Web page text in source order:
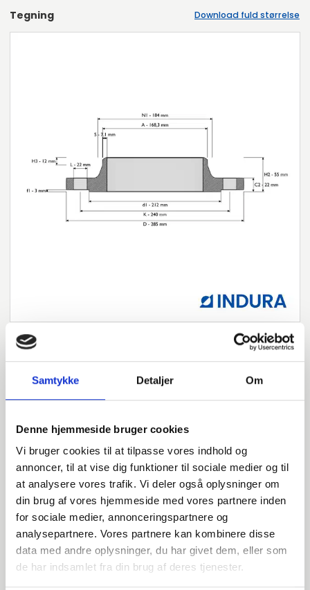
Samtykke Detaljer Om
Denne hjemmeside bruger cookies
Vi bruger cookies til at tilpasse vores indhold og
annoncer, til at vise dig funktioner til sociale medier og til
at analysere vores trafik. Vi deler også oplysninger om
din brug af vores hjemmeside med vores partnere inden
for sociale medier, annonceringspartnere og
analysepartnere. Vores partnere kan kombinere disse
data med andre oplysninger, du har givet dem, eller som
de har indsamlet fra din brug af deres tjenester.
Tegning Download fuld størrelse
Har du spørgsmål?
service eller andet. Kontakt os for professionel rådgivning
og sparring.
INDURA DK
+45 97 13 32 44
salg@indura.com